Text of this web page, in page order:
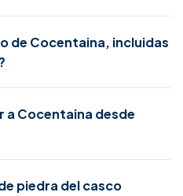
de Cocentaina, incluidas
a Cocentaina desde
piedra del casco